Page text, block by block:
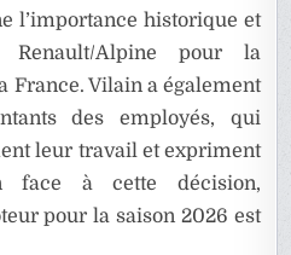
l’importance historique et
Alpine pour la
France. Vilain a également
des employés, qui
leur travail et expriment
face à cette décision,
pour la saison 2026 est